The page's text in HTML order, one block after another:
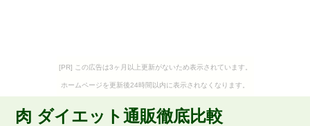
[PR] この広告は3ヶ月以上更新がないため表示されています。
ホームページを更新後24時間以内に表示されなくなります。
肉 ダイエット通販徹底比較